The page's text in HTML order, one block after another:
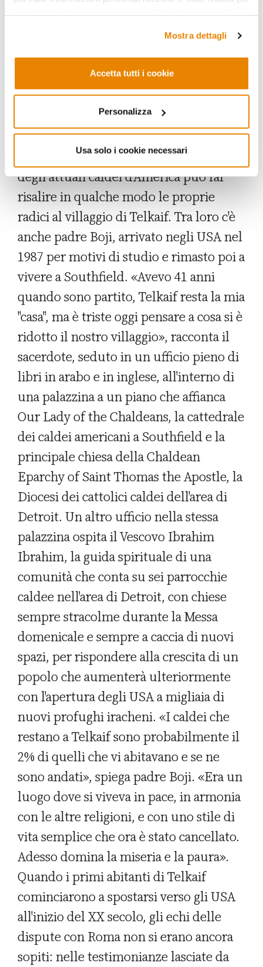
Mostra dettagli
Accetta tutti i cookie
Personalizza
Usa solo i cookie necessari
cominciò a essere percorsa da altri
caldei. La migrazione fu lenta, nei
registri del 1923 in Michigan risultavano
presenti solo ventitré caldei. Ma ben
presto il rivolo divenne un fiume, fino a
creare la vasta comunità attuale. Uno
degli aspetti più significativi del
fenomeno è il fatto che la quasi totalità
degli attuali caldei d'America può far
risalire in qualche modo le proprie
radici al villaggio di Telkaif. Tra loro c'è
anche padre Boji, arrivato negli USA nel
1987 per motivi di studio e rimasto poi a
vivere a Southfield. «Avevo 41 anni
quando sono partito, Telkaif resta la mia
"casa", ma è triste oggi pensare a cosa si è
ridotto il nostro villaggio», racconta il
sacerdote, seduto in un ufficio pieno di
libri in arabo e in inglese, all'interno di
una palazzina a un piano che affianca
Our Lady of the Chaldeans, la cattedrale
dei caldei americani a Southfield e la
principale chiesa della Chaldean
Eparchy of Saint Thomas the Apostle, la
Diocesi dei cattolici caldei dell'area di
Detroit. Un altro ufficio nella stessa
palazzina ospita il Vescovo Ibrahim
Ibrahim, la guida spirituale di una
comunità che conta su sei parrocchie
caldee nell'area di Detroit, con chiese
sempre stracolme durante la Messa
domenicale e sempre a caccia di nuovi
spazi, per rispondere alla crescita di un
popolo che aumenterà ulteriormente
con l'apertura degli USA a migliaia di
nuovi profughi iracheni. «I caldei che
restano a Telkaif sono probabilmente il
2% di quelli che vi abitavano e se ne
sono andati», spiega padre Boji. «Era un
luogo dove si viveva in pace, in armonia
con le altre religioni, e con uno stile di
vita semplice che ora è stato cancellato.
Adesso domina la miseria e la paura».
Quando i primi abitanti di Telkaif
cominciarono a spostarsi verso gli USA
all'inizio del XX secolo, gli echi delle
dispute con Roma non si erano ancora
sopiti: nelle testimonianze lasciate da